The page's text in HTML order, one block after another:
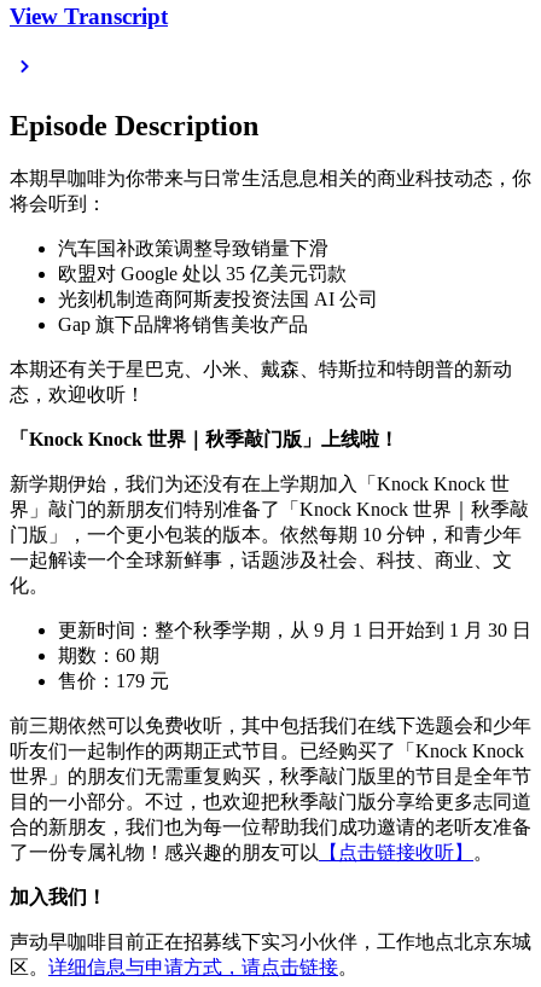
View Transcript
Episode Description
本期早咖啡为你带来与日常生活息息相关的商业科技动态，你
将会听到：
汽车国补政策调整导致销量下滑
欧盟对 Google 处以 35 亿美元罚款
光刻机制造商阿斯麦投资法国 AI 公司
Gap 旗下品牌将销售美妆产品
本期还有关于星巴克、小米、戴森、特斯拉和特朗普的新动
态，欢迎收听！
「Knock Knock 世界｜秋季敲门版」上线啦！
新学期伊始，我们为还没有在上学期加入「Knock Knock 世
界」敲门的新朋友们特别准备了「Knock Knock 世界｜秋季敲
门版」，一个更小包装的版本。依然每期 10 分钟，和青少年
一起解读一个全球新鲜事，话题涉及社会、科技、商业、文
化。
更新时间：整个秋季学期，从 9 月 1 日开始到 1 月 30 日
期数：60 期
售价：179 元
前三期依然可以免费收听，其中包括我们在线下选题会和少年
听友们一起制作的两期正式节目。已经购买了「Knock Knock
世界」的朋友们无需重复购买，秋季敲门版里的节目是全年节
目的一小部分。不过，也欢迎把秋季敲门版分享给更多志同道
合的新朋友，我们也为每一位帮助我们成功邀请的老听友准备
了一份专属礼物！感兴趣的朋友可以
【点击链接收听】 。
加入我们！
声动早咖啡目前正在招募线下实习小伙伴，工作地点北京东城
区。 详细信息与申请方式，请点击链接。